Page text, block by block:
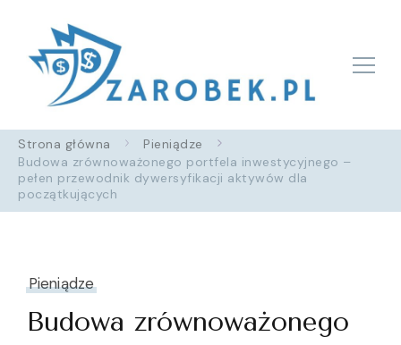
Strona główna
Pieniądze
Budowa zrównoważonego portfela inwestycyjnego –
pełen przewodnik dywersyfikacji aktywów dla
początkujących
Pieniądze
Budowa zrównoważonego